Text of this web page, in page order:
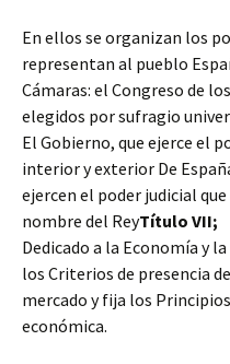
En ellos se organizan los
representan al pueblo
Cámaras: el Congreso de
elegidos por sufragio
El Gobierno, que ejerce el
interior y exterior De
ejercen el poder judicial
nombre del ReyTítulo VII;
Dedicado a la Economía y
los Criterios de presencia
mercado y fija los
económica.